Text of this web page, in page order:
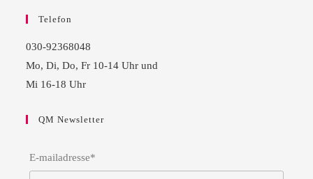
Telefon
030-92368048
Mo, Di, Do, Fr 10-14 Uhr und
Mi 16-18 Uhr
QM Newsletter
E-mailadresse*